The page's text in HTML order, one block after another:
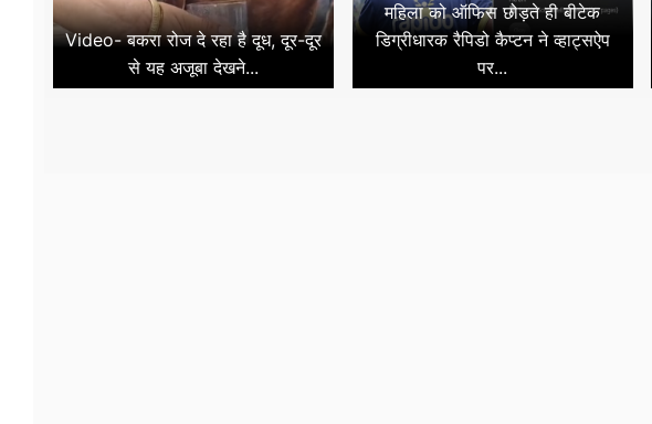
Video- बकरा रोज दे रहा है दूध, दूर-दूर
से यह अजूबा देखने...
महिला को ऑफिस छोड़ते ही बीटेक
डिग्रीधारक रैपिडो कैप्टन ने व्हाट्सऐप
पर...